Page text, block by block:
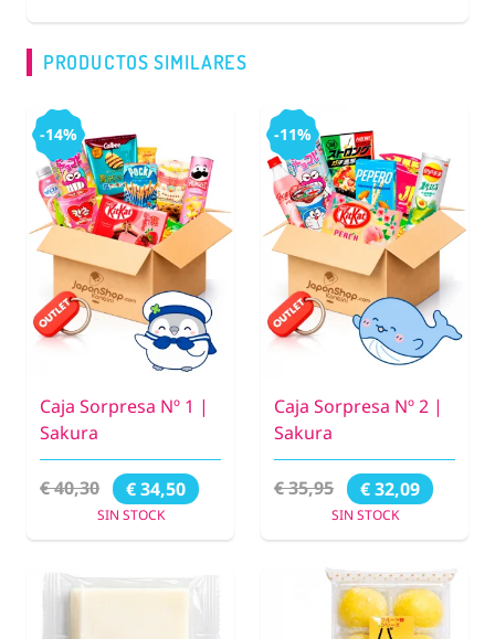
PRODUCTOS SIMILARES
-14%
Caja Sorpresa Nº 1 |
Sakura
€ 40,30 € 34,50
SIN STOCK
-11%
Caja Sorpresa Nº 2 |
Sakura
€ 35,95 € 32,09
SIN STOCK